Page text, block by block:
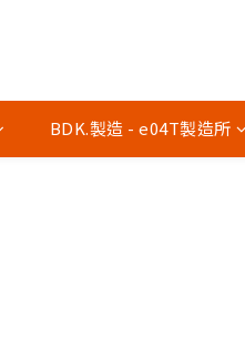
BDK.製造 - e04T製造所